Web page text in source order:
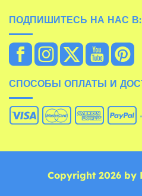
ПОДПИШИТЕСЬ НА НАС В:
СПОСОБЫ ОПЛАТЫ И
Copyright 2026 by